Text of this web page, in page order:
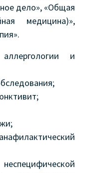
дело», «Общая
медицина)»,
и